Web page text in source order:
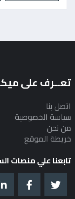
تعــرف على
اتصل بنا
سياسة الخصوصية
من نحن
خريطة الموقع
تابعنا علي منصات